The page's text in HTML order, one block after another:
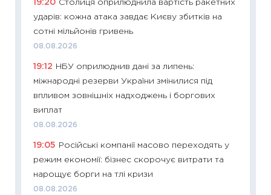
19:20 Столиця оприлюднила вартість ракетних
ударів: кожна атака завдає Києву збитків на
сотні мільйонів гривень
08.08.2026
19:12
НБУ оприлюднив дані за липень:
міжнародні резерви України змінилися під
впливом зовнішніх надходжень і боргових
виплат
08.08.2026
19:05
Російські компанії масово переходять у
режим економії: бізнес скорочує витрати та
нарощує борги на тлі кризи
08.08.2026